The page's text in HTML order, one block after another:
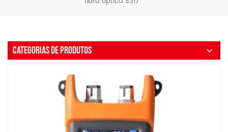
CATEGORIAS DE PRODUTOS